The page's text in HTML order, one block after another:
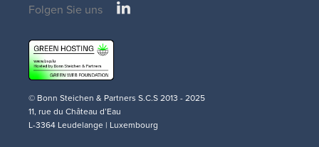
Social
medias
Folgen Sie uns
© Bonn Steichen & Partners S.C.S 2013 - 2025
11, rue du Château d’Eau
L-3364 Leudelange | Luxembourg